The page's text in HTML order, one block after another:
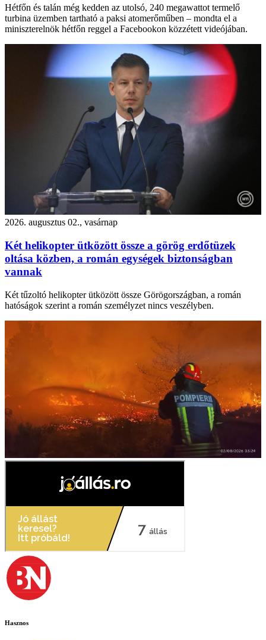
Hétfőn és talán még kedden az utolsó, 240 megawattot termelő
turbina üzemben tartható a paksi atomerőműben – mondta el a
miniszterelnök hétfőn reggel a Facebookon közzétett videójában.
2026. augusztus 02., vasárnap
Két helikopter ütközött össze a görög erdőtüzek
oltása közben, a román egységek biztonságban
vannak
Két tűzoltó helikopter ütközött össze Görögországban, a román
hatóságok szerint a román személyzet nincs veszélyben.
Hasznos